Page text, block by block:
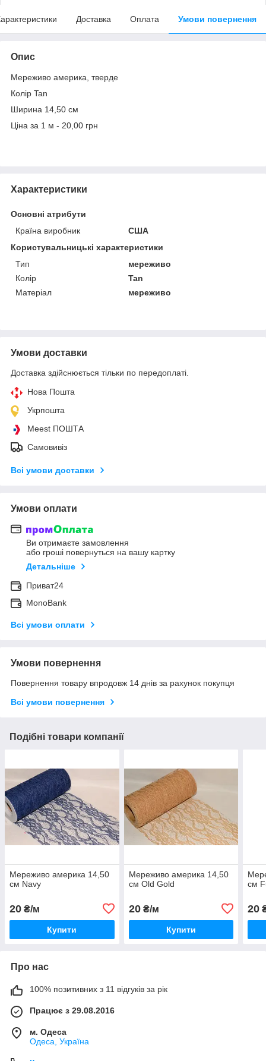
Доставка Оплата Умови повернення
Опис
Мереживо америка, тверде
Колір Tan
Ширина 14,50 см
Ціна за 1 м - 20,00 грн
Характеристики
Основні атрибути
Країна виробник
США
Користувальницькі характеристики
Тип
мереживо
Колір
Tan
Матеріал
мереживо
Умови доставки
Доставка здійснюється тільки по передоплаті.
Нова Пошта
Укрпошта
Meest ПОШТА
Самовивіз
Всі умови доставки
Умови оплати
Ви отримаєте замовлення
або гроші повернуться на вашу картку
Детальніше
Приват24
MonoBank
Всі умови оплати
Умови повернення
Повернення товару впродовж 14 днів за рахунок покупця
Всі умови повернення
Подібні товари компанії
Мереживо америка 14,50
см Navy
20 ₴/м
Купити
Мереживо америка 14,50
см Old Gold
20₴/м
Купити
см
20
Про нас
100% позитивних з 11 відгуків за рік
Працює з 29.08.2016
м. Одеса
Одеса, Україна